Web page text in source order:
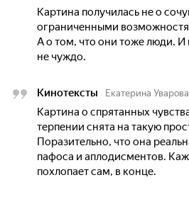
Картина получилась не о
ограниченными
А о том, что они тоже люди. И
не чуждо.
Кинотексты Екатерина Уварова
Картина о спрятанных
терпении снята на такую
Поразительно, что она
пафоса и аплодисментов.
похлопает сам, в конце.